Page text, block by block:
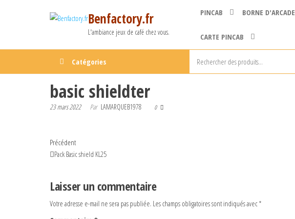
Benfactory.fr
L'ambiance jeux de café chez vous.
PINCAB BORNE D'ARCADE
CARTE PINCAB
Catégories
basic shieldter
23 mars 2022 Par LAMARQUEB1978 0
Navigation
de
Article
précédent
Précédent
Pack Basic shield KL25
Laisser un commentaire
Votre adresse e-mail ne sera pas publiée. Les champs obligatoires sont indiqués avec*